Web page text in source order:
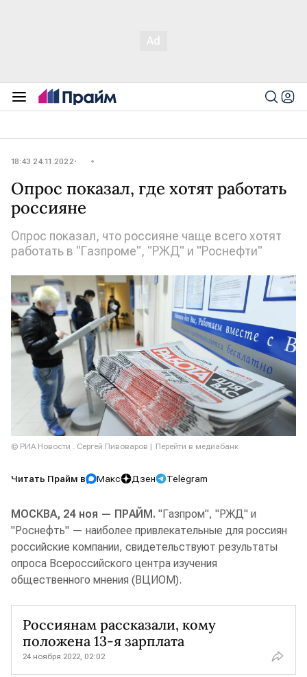
18:43 24.11.2022
Опрос показал, где хотят работать
россияне
Опрос показал, что россияне чаще всего хотят
работать в "Газпроме", "РЖД" и "Роснефти"
© РИА Новости . Сергей Пивоваров Перейти в медиабанк
Читать Прайм в Макс Дзен Telegram
МОСКВА, 24 ноя — ПРАЙМ. "Газпром", "РЖД" и
"Роснефть" — наиболее привлекательные для россиян
российские компании, свидетельствуют результаты
опроса Всероссийского центра изучения
общественного мнения (ВЦИОМ).
Россиянам рассказали, кому
положена 13-я зарплата
24 ноября 2022, 02:02